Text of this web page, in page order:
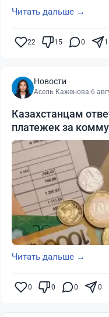
Читать дальше →
22 15 0
Новости
Асель Каженова·6
Казахстанцам
платежек за
Читать дальше →
0 0 0 0